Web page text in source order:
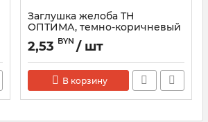
Заглушка желоба ТН
ОПТИМА, темно-коричневый
2,53 BYN / шт
В корзину